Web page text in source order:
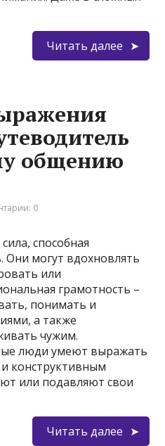
Читать далее
общению
0
способная
Они могут вдохновлять
или
грамотность –
понимать и
а также
чужим.
люди умеют выражать
конструктивным
или подавляют свои
Читать далее